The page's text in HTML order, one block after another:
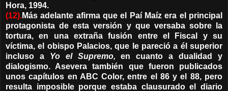
Hora, 1994.
(12).Más adelante afirma que el Paí Maíz era el principal
protagonista de esta versión y que versaba sobre la
tortura, en una extraña fusión entre el Fiscal y su
víctima, el obispo Palacios, que le pareció a él superior
incluso a Yo el Supremo,en cuanto a dualidad y
dialogismo. Asevera también que fueron publicados
unos capítulos en ABC Color, entre el 86 y el 88, pero
resulta imposible porque estaba clausurado el diario